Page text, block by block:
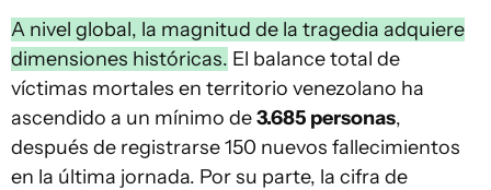
A nivel global, la magnitud de la tragedia adquiere
dimensiones históricas. El balance total de
víctimas mortales en territorio venezolano ha
ascendido a un mínimo de3.685 personas,
después de registrarse 150 nuevos fallecimientos
en la última jornada. Por su parte, la cifra de